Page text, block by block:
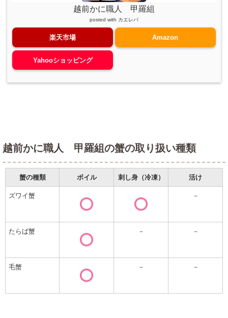
越前かに職人 甲羅組
posted with カエレバ
楽天市場 Amazon
Yahooショッピング
越前かに職人 甲羅組の蟹の取り扱い種類
蟹の種類 ボイル 刺し身（冷凍） 活け
ズワイ蟹 －
たらば蟹 － －
毛蟹 － －